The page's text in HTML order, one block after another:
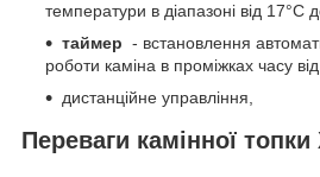
Переваги камінної топки
температури в діапазоні від 17°С
таймер - встановлення
роботи каміна в проміжках часу
дистанційне управління,